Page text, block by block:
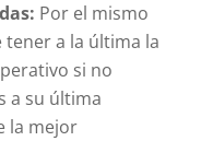
Por el mismo
a la última la
si no
a su última
la mejor